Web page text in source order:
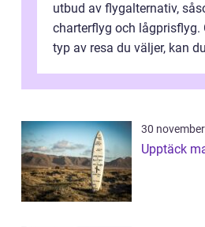
utbud av flygalternativ,
charterflyg och lågprisflyg.
typ av resa du väljer, kan
30
Upptäck